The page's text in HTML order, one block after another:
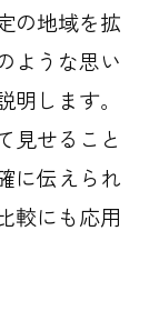
の地域を拡
ような思い
します。
見せること
に伝えられ
較にも応用